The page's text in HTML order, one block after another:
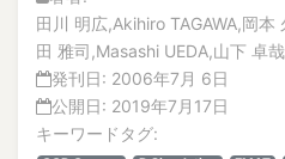
田川 明広,Akihiro TAGAWA,岡
田 雅司,Masashi UEDA,山下 卓
発刊日: 2006年7月 6日
公開日: 2019年7月17日
キーワードタグ: